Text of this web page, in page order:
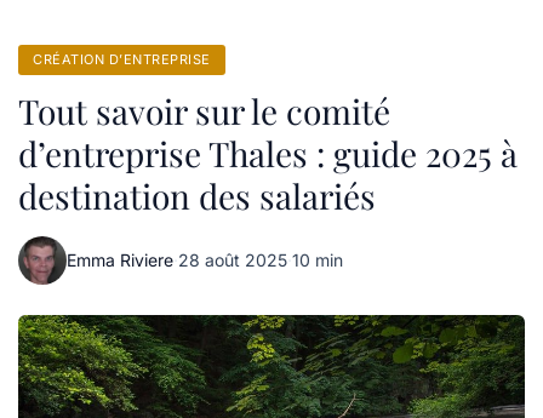
CRÉATION D’ENTREPRISE
Tout savoir sur le comité
d’entreprise Thales : guide 2025 à
destination des salariés
Emma Riviere·28 août 2025·10 min